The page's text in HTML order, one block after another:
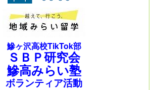
鰺ヶ沢高校TikTok部
ＳＢＰ研究会
鰺高みらい塾
ボランティア活動